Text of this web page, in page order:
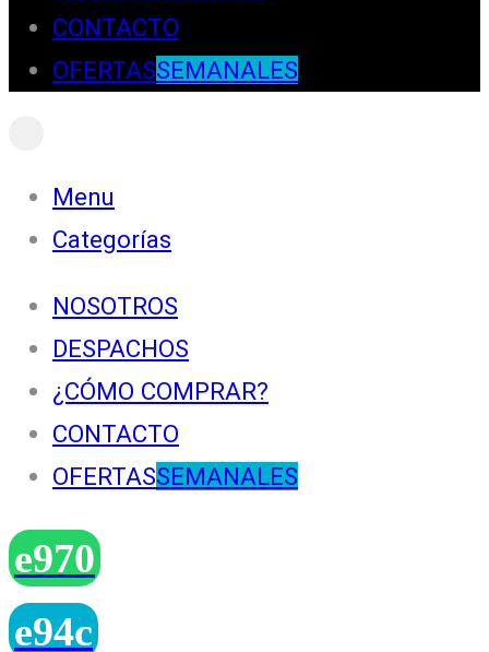
CONTACTO
OFERTASSEMANALES
Menu
Categorías
NOSOTROS
DESPACHOS
¿CÓMO COMPRAR?
CONTACTO
OFERTASSEMANALES